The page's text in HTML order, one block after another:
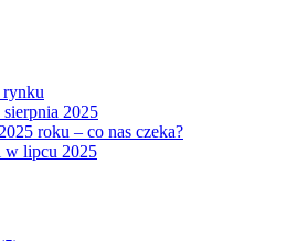
rynku
sierpnia 2025
roku – co nas czeka?
w lipcu 2025